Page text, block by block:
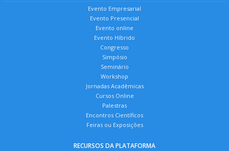
Evento Empresarial
Evento Presencial
Evento online
Evento Híbrido
Congresso
Simpósio
Seminário
Workshop
Jornadas Acadêmicas
Cursos Online
Palestras
Encontros Científicos
Feiras ou Exposições
RECURSOS DA PLATAFORMA